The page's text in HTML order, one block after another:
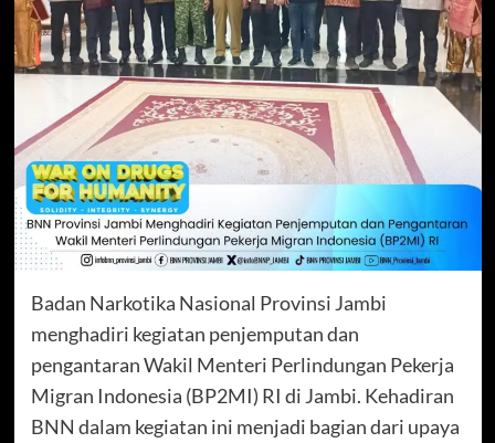
Badan Narkotika Nasional Provinsi Jambi
menghadiri kegiatan penjemputan dan
pengantaran Wakil Menteri Perlindungan Pekerja
Migran Indonesia (BP2MI) RI di Jambi. Kehadiran
BNN dalam kegiatan ini menjadi bagian dari upaya